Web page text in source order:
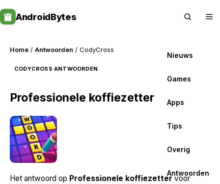
to
content
AndroidBytes
Nieuws
Games
Apps
Tips
Overig
Antwoorden
Home / Antwoorden / CodyCross
CODYCROSS ANTWOORDEN
Professionele koffiezetter
Het antwoord op Professionele koffiezettervoor